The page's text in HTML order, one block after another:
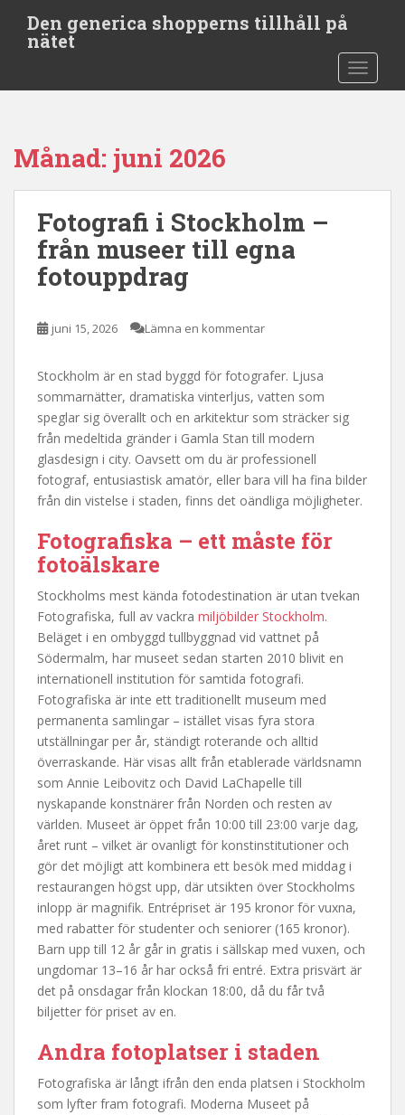
t
Den generica shopperns tillhåll på
nätet
Månad: juni 2026
Fotografi i Stockholm –
från museer till egna
fotouppdrag
juni 15, 2026 Lämna en kommentar
Stockholm är en stad byggd för fotografer. Ljusa
sommarnätter, dramatiska vinterljus, vatten som
speglar sig överallt och en arkitektur som sträcker sig
från medeltida gränder i Gamla Stan till modern
glasdesign i city. Oavsett om du är professionell
fotograf, entusiastisk amatör, eller bara vill ha fina bilder
från din vistelse i staden, finns det oändliga möjligheter.
Fotografiska – ett måste för
fotoälskare
Stockholms mest kända fotodestination är utan tvekan
Fotografiska, full av vackra miljöbilder Stockholm.
Beläget i en ombyggd tullbyggnad vid vattnet på
Södermalm, har museet sedan starten 2010 blivit en
internationell institution för samtida fotografi.
Fotografiska är inte ett traditionellt museum med
permanenta samlingar – istället visas fyra stora
utställningar per år, ständigt roterande och alltid
överraskande. Här visas allt från etablerade världsnamn
som Annie Leibovitz och David LaChapelle till
nyskapande konstnärer från Norden och resten av
världen. Museet är öppet från 10:00 till 23:00 varje dag,
året runt – vilket är ovanligt för konstinstitutioner och
gör det möjligt att kombinera ett besök med middag i
restaurangen högst upp, där utsikten över Stockholms
inlopp är magnifik. Entrépriset är 195 kronor för vuxna,
med rabatter för studenter och seniorer (165 kronor).
Barn upp till 12 år går in gratis i sällskap med vuxen, och
ungdomar 13–16 år har också fri entré. Extra prisvärt är
det på onsdagar från klockan 18:00, då du får två
biljetter för priset av en.
Andra fotoplatser i staden
Fotografiska är långt ifrån den enda platsen i Stockholm
som lyfter fram fotografi. Moderna Museet på